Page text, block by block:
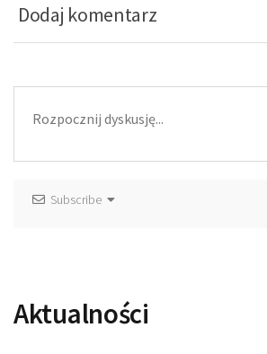
Dodaj komentarz
Subscribe
Aktualności